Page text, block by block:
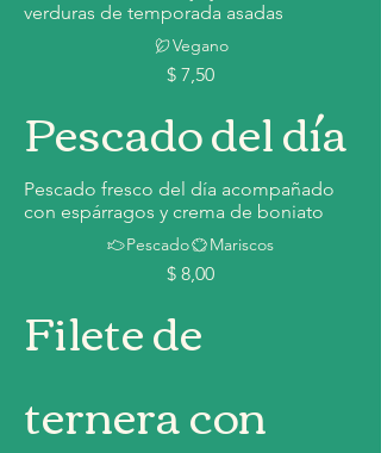
verduras de temporada asadas
$ 7,50
Vegano
Pescado del día
Pescado fresco del día acompañado
con espárragos y crema de boniato
$ 8,00
Pescado Mariscos
Filete de
ternera con